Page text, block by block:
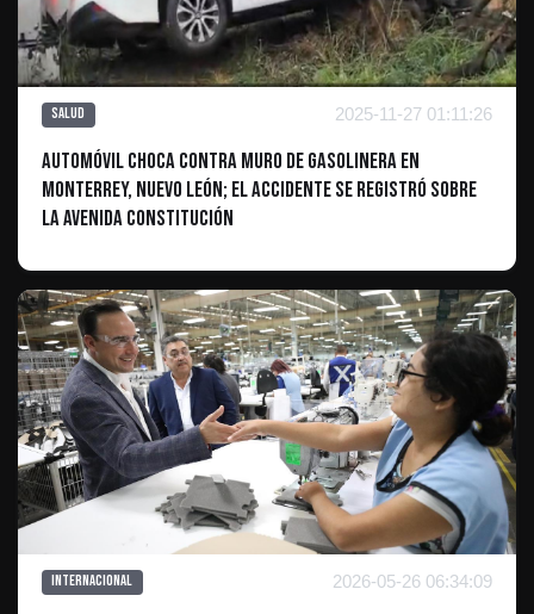
Salud 2025-11-27 01:11:26
Automóvil choca contra muro de gasolinera en
Monterrey, Nuevo León; El accidente se registró sobre
la avenida Constitución
Internacional 2026-05-26 06:34:09